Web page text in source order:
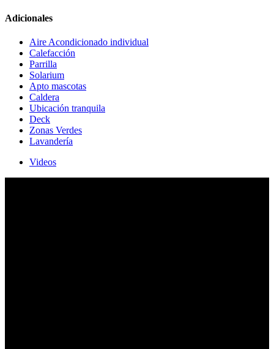
Adicionales
Aire Acondicionado individual
Calefacción
Parrilla
Solarium
Apto mascotas
Caldera
Ubicación tranquila
Deck
Zonas Verdes
Lavandería
Videos